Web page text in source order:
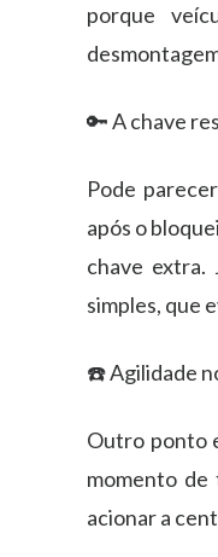
porque
🔑 A chave
Pode
após o
chave extra.
simples, que
☎️ Agilidade
Outro ponto
momento de
acionar a